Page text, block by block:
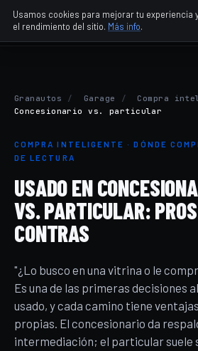
Granautos / Garage / Compra
Concesionario vs. particular
COMPRA INTELIGENTE · DÓNDE
DE LECTURA
USADO EN
VS. PARTICULAR:
CONTRAS
"¿Lo busco en una vitrina o le
Es una de las primeras decisiones
usado, y cada camino tiene
propias. El concesionario da
intermediación; el particular suele
Usamos cookies para mejorar tu experiencia
el rendimiento del sitio. Más info.